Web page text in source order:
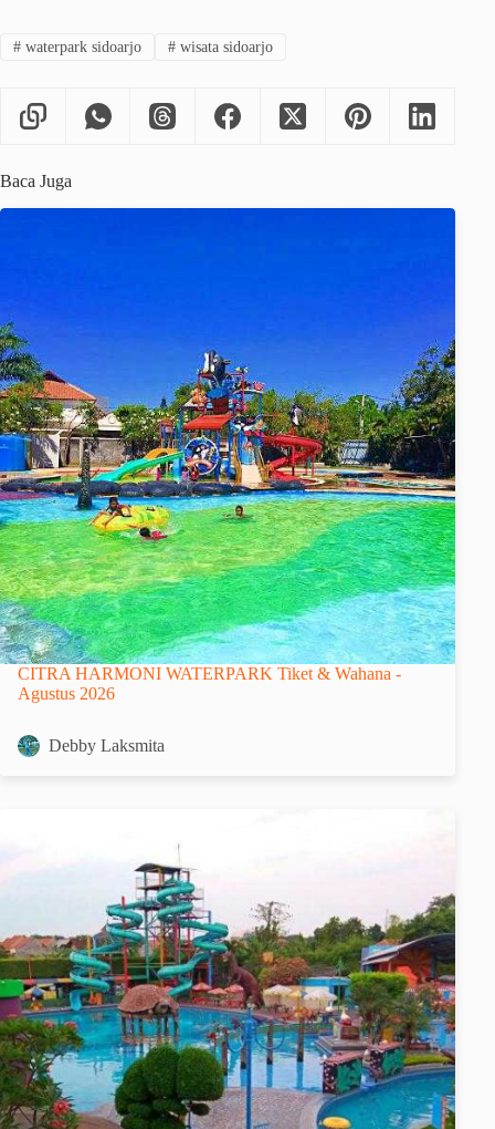
#waterpark sidoarjo #wisata sidoarjo
Baca Juga
CITRA HARMONI WATERPARK Tiket & Wahana -
Agustus 2026
Debby Laksmita